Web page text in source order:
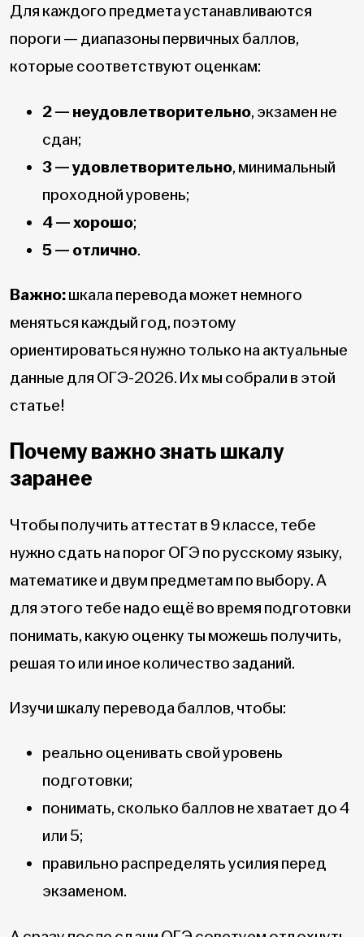
Для каждого предмета устанавливаются
пороги — диапазоны первичных баллов,
которые соответствуют оценкам:
2 — неудовлетворительно, экзамен не
сдан;
3 — удовлетворительно, минимальный
проходной уровень;
4 — хорошо;
5 — отлично.
Важно:шкала перевода может немного
меняться каждый год, поэтому
ориентироваться нужно только на актуальные
данные для ОГЭ-2026. Их мы собрали в этой
статье!
Почему важно знать шкалу
заранее
Чтобы получить аттестат в 9 классе, тебе
нужно сдать на порог ОГЭ по русскому языку,
математике и двум предметам по выбору. А
для этого тебе надо ещё во время подготовки
понимать, какую оценку ты можешь получить,
решая то или иное количество заданий.
Изучи шкалу перевода баллов, чтобы:
реально оценивать свой уровень
подготовки;
понимать, сколько баллов не хватает до 4
или 5;
правильно распределять усилия перед
экзаменом.